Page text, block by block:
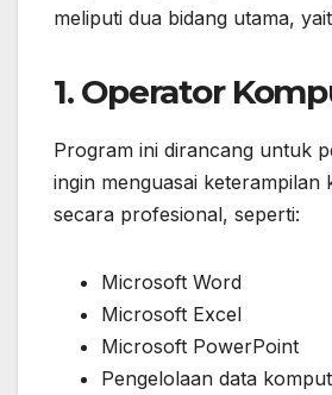
meliputi dua bidang utama,
1. Operator
Program ini dirancang untuk
ingin menguasai keterampilan
secara profesional, seperti:
Microsoft Word
Microsoft Excel
Microsoft PowerPoint
Pengelolaan data